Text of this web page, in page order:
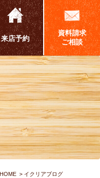
来店予約
資料請求
ご相談
HOME イクリアブログ